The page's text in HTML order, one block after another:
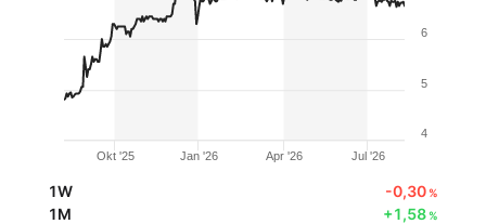
Okt '25 Jan '26 Apr '26 Jul '26
4
5
6
1W -0,30%
1M +1,58%